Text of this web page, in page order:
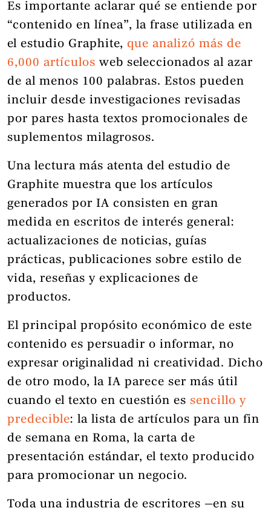
Es importante aclarar qué se entiende por
“contenido en línea”, la frase utilizada en
el estudio Graphite, que analizó más de
6,000 artículos web seleccionados al azar
de al menos 100 palabras. Estos pueden
incluir desde investigaciones revisadas
por pares hasta textos promocionales de
suplementos milagrosos.
Una lectura más atenta del estudio de
Graphite muestra que los artículos
generados por IA consisten en gran
medida en escritos de interés general:
actualizaciones de noticias, guías
prácticas, publicaciones sobre estilo de
vida, reseñas y explicaciones de
productos.
El principal propósito económico de este
contenido es persuadir o informar, no
expresar originalidad ni creatividad. Dicho
de otro modo, la IA parece ser más útil
cuando el texto en cuestión es sencillo y
predecible: la lista de artículos para un fin
de semana en Roma, la carta de
presentación estándar, el texto producido
para promocionar un negocio.
Toda una industria de escritores —en su